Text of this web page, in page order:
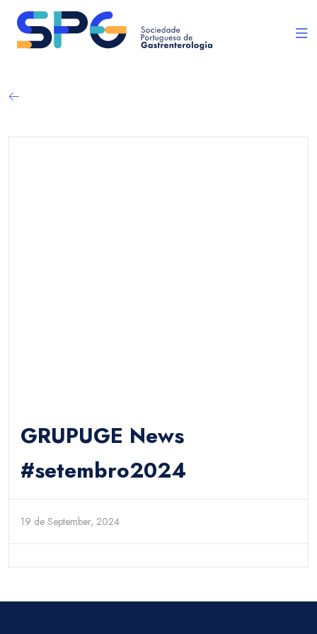
GRUPUGE News
#setembro2024
19 de September, 2024